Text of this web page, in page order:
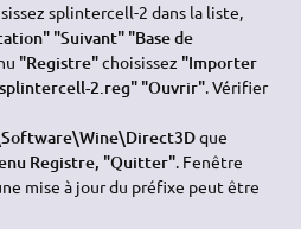
splintercell-2 dans la liste,
"Suivant" "Base de
"Registre"choisissez "Importer
2.reg" "Ouvrir". Vérifier
que
Registre, "Quitter". Fenêtre
mise à jour du préfixe peut être